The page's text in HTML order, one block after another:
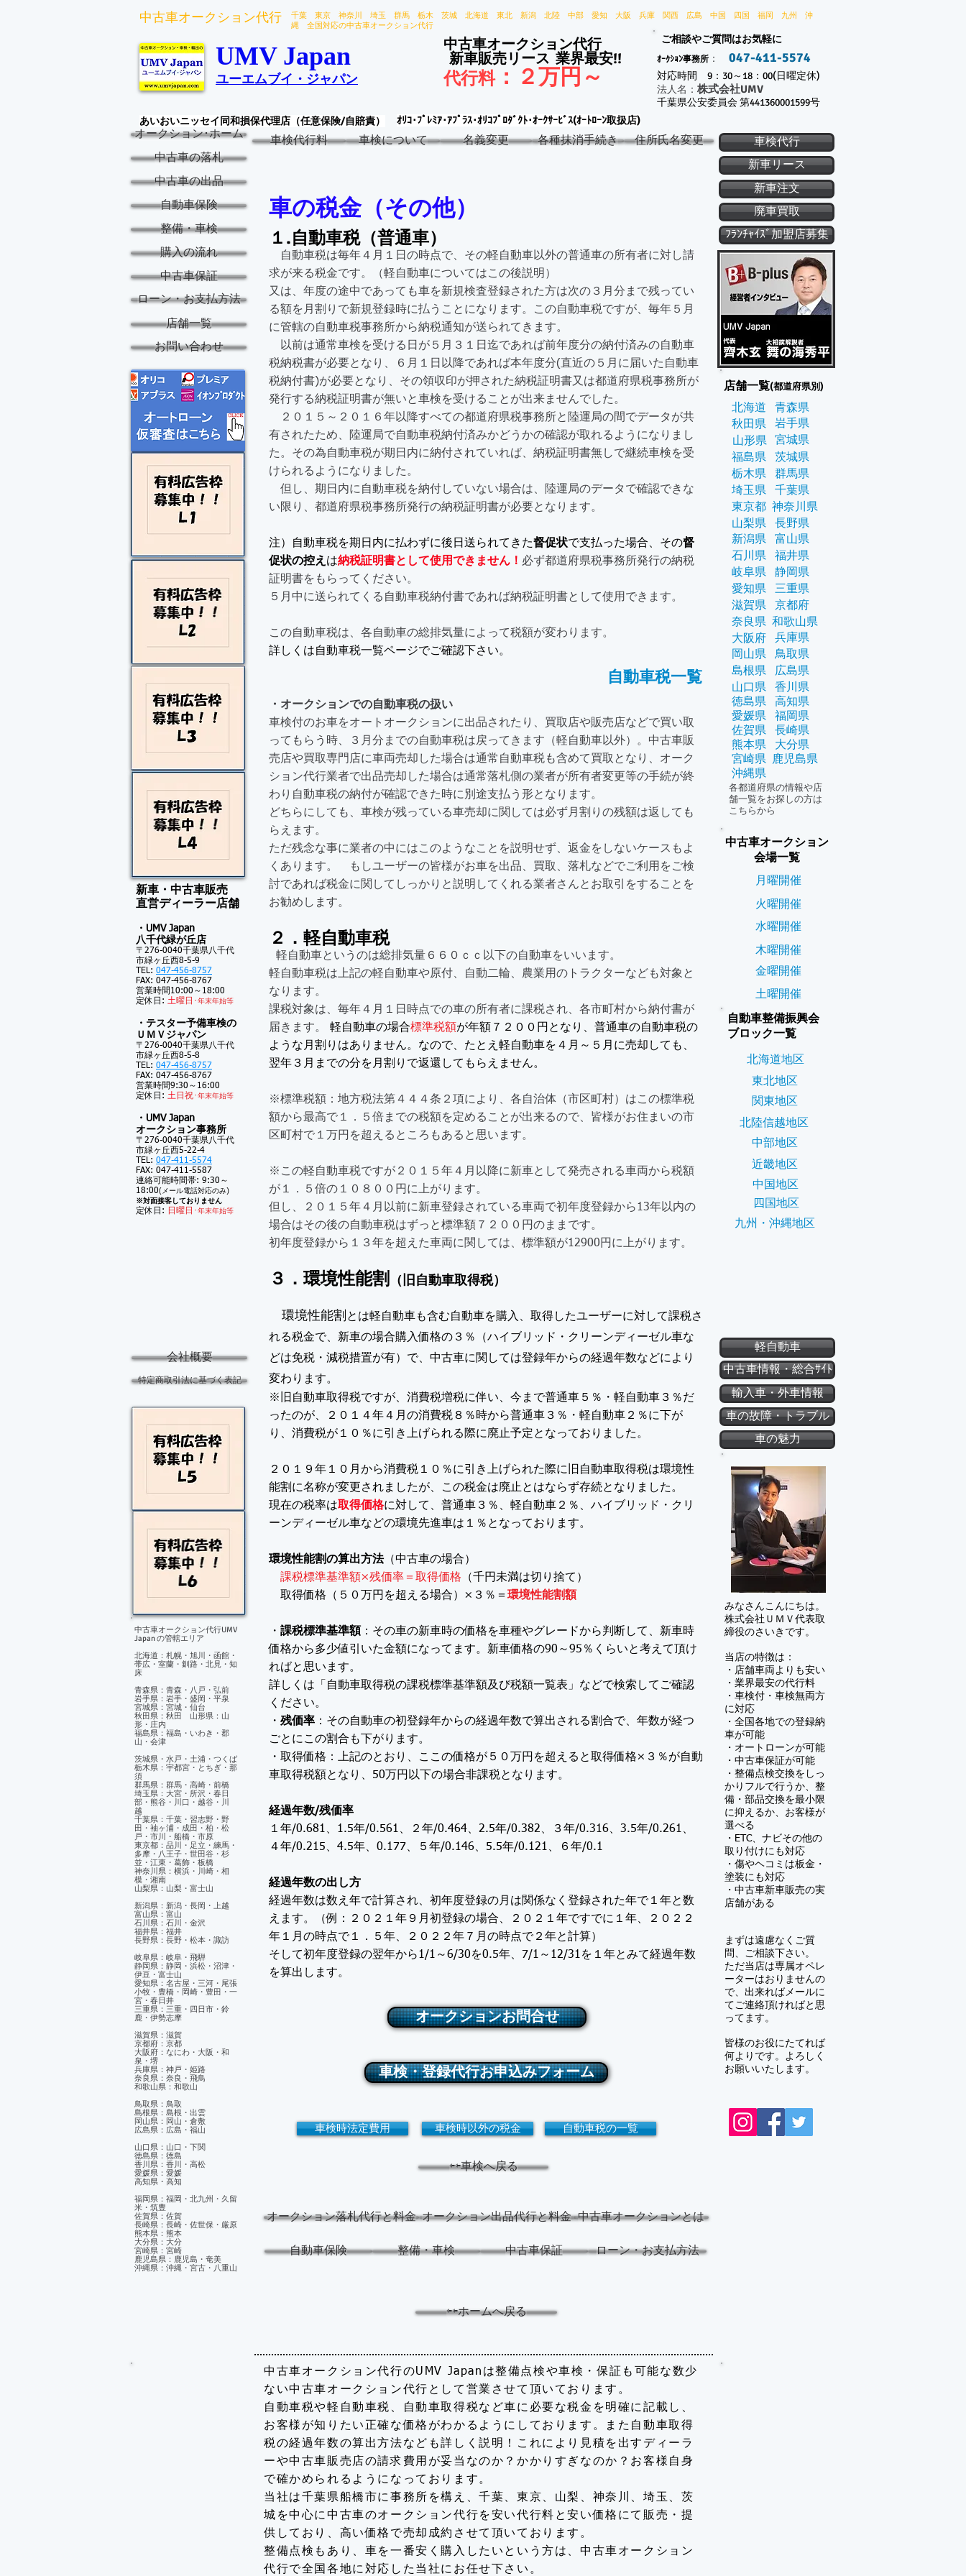
中古車オークション代行
千葉 東京 神奈川 埼玉 群馬 栃木 茨城 北海道 東北 新潟 北陸 中部 愛知 大阪 兵庫 関西 広島 中国 四国 福岡 九州 沖
縄 全国対応の中古車オークション代行
UMV Japan
ユーエムブイ・ジャパン
中古車オークション代行
新車販売リース 業界最安!!
代行料： ２万円～
ご相談やご質問はお気軽に
ｵｰｸｼｮﾝ事務所 ： 047-411-5574
対応時間 9：30～18：00(日曜定休)
​法人名： 株式会社UMV
千葉県公安委員会 第441360001599号
あいおいニッセイ同和損保代理店（任意保険/自賠責）
ｵﾘｺ･ﾌﾟﾚﾐｱ･ｱﾌﾟﾗｽ･ｵﾘｺﾌﾟﾛﾀﾞｸﾄ･ｵｰｸｻｰﾋﾞｽ(ｵｰﾄﾛｰﾝ取扱店)
車検代行料 車検について 名義変更 各種抹消手続き 住所氏名変更
車の税金（その他）
１.自動車税（普通車）
自動車税は毎年４月１日の時点で、その軽自動車以外の普通車の所有者に対し請
求が来る税金です。（軽自動車についてはこの後説明）
又は、年度の途中であっても車を新規検査登録された方は次の３月分まで残ってい
る額を月割りで新規登録時に払うことになります。この自動車税ですが、毎年５月
に管轄の自動車税事務所から納税通知が送られてきます。
以前は通常車検を受ける日が５月３１日迄であれば前年度分の納付済みの自動車
税納税書が必要となり、６月１日以降であれば本年度分(直近の５月に届いた自動車
税納付書)が必要となり、その領収印が押された納税証明書又は都道府県税事務所が
発行する納税証明書が無いと車検を受けることが出来ませんでした。
２０１５～２０１６年以降すべての都道府県税事務所と陸運局の間でデータが共
有されたため、陸運局で自動車税納付済みかどうかの確認が取れるようになりまし
た。その為自動車税が期日内に納付されていれば、納税証明書無しで継続車検を受
けられるようになりました。
但し、期日内に自動車税を納付していない場合は、陸運局のデータで確認できな
い限り、都道府県税事務所発行の納税証明書が必要となります。
注）自動車税を期日内に払わずに後日送られてきた督促状で支払った場合、その督
促状の控え は納税証明書として使用できません！ 必ず都道府県税事務所発行の納税
証明書をもらってください。
​５月中に送られてくる自動車税納付書であれば納税証明書として使用できます。
この自動車税は、各自動車の総排気量によって税額が変わります。
詳しくは自動車税一覧ページでご確認下さい。
・オークションでの自動車税の扱い
車検付のお車をオートオークションに出品されたり、買取店や販売店などで買い取
ってもらう時、３月分までの自動車税は戻ってきます（軽自動車以外）。中古車販
売店や買取専門店に車両売却した場合は通常自動車税も含めて買取となり、オーク
ション代行業者で出品売却した場合は通常落札側の業者が所有者変更等の手続が終
わり自動車税の納付が確認できた時に別途支払う形となります。
どちらにしても、車検が残っている車売却に関しては必ず月割りの残額は返しても
らえます。
ただ残念な事に業者の中にはこのようなことを説明せず、返金をしないケースもよ
くあります。 もしユーザーの皆様がお車を出品、買取、落札などでご利用をご検
討であれば税金に関してしっかりと説明してくれる業者さんとお取引をすることを
お勧めします。
２．軽自動車税
軽自動車というのは総排気量６６０ｃｃ以下の自動車をいいます。
軽自動車税は上記の軽自動車や原付、自動二輪、農業用のトラクターなども対象と
なります。
課税対象は、毎年４月１日時点での車の所有者に課税され、各市町村から納付書が
届きます。
軽自動車の場合標準税額が年額７２００円となり、普通車の自動車税の
ような月割りはありません。なので、たとえ軽自動車を４月～５月に売却しても、
翌年３月までの分を月割りで返還してもらえません。
※標準税額：地方税法第４４４条２項により、各自治体（市区町村）はこの標準税
額から最高で１．５倍までの税額を定めることが出来るので、皆様がお住まいの市
区町村で１万円を超えるところもあると思います。
※この軽自動車税ですが２０１５年４月以降に新車として発売される車両から税額
が１．５倍の１０８００円に上がります。
但し、２０１５年４月以前に新車登録されている車両で初年度登録から13年以内の
場合はその後の自動車税はずっと標準額７２００円のままです。
​初年度登録から１３年を超えた車両に関しては、標準額が12900円に上がります。
３．環境性能割 （旧自動車取得税）
環境性能割 とは軽自動車も含む自動車を購入、取得したユーザーに対して課税さ
れる税金で、新車の場合購入価格の３％（ハイブリッド・クリーンディーゼル車な
どは免税・減税措置が有）で、中古車に関しては登録年からの経過年数などにより
変わります。
※旧自動車取得税ですが、消費税増税に伴い、今まで普通車５％・軽自動車３％だ
ったのが、２０１４年４月の消費税８％時から普通車３％・軽自動車２％に下が
り、消費税が１０％に引き上げられる際に廃止予定となっておりました。
２０１９年１０月から消費税１０％に引き上げられた際に旧自動車取得税は環境性
能割に名称が変更されましたが、この税金は廃止とはならず存続となりました。
現在の税率は取得価格に対して、普通車３％、軽自動車２％、ハイブリッド・クリ
ーンディーゼル車などの環境先進車は１％となっております。
環境性能割の算出方法（中古車の場合）
課税標準基準額×残価率＝取得価格 （千円未満は切り捨て）
取得価格（５０万円を超える場合）×３％＝ 環境性能割額
・ 課税標準基準額 ：その車の新車時の価格を車種やグレードから判断して、新車時
価格から多少値引いた金額になってます。新車価格の90～95％くらいと考えて頂け
ればと思います。
詳しくは「自動車取得税の課税標準基準額及び税額一覧表」などで検索してご確認
ください。
・ 残価率 ：その自動車の初登録年からの経過年数で算出される割合で、年数が経つ
ごとにこの割合も下がります。
・取得価格：上記のとおり、ここの価格が５０万円を超えると取得価格×３％が自動
車取得税額となり、50万円以下の場合非課税となります。
経過年数/残価率
１年/0.681、1.5年/0.561、２年/0.464、2.5年/0.382、３年/0.316、3.5年/0.261、
４年/0.215、4.5年、0.177、５年/0.146、5.5年/0.121、６年/0.1
経過年数の出し方
経過年数は数え年で計算され、初年度登録の月は関係なく登録された年で１年と数
えます。（例：２０２１年９月初登録の場合、２０２１年ですでに１年、２０２２
年１月の時点で１．５年、２０２２年７月の時点で２年と計算）
そして初年度登録の翌年から1/1～6/30を0.5年、7/1～12/31を１年とみて経過年数
を算出します。
自動車税一覧
オークションお問合せ
車検・登録代行お申込みフォーム
車検時法定費用 車検時以外の税金 自動車税の一覧
⇦⇦車検へ戻る
オークション落札代行と料金 中古車オークションとは
オークション出品代行と料金
自動車保険 整備・車検 中古車保証 ローン・お支払方法
⇦⇦ホームへ戻る
中古車オークション代行のUMV Japanは整備点検や車検・保証も可能な数少
ない中古車オークション代行として営業させて頂いております。
自動車税や軽自動車税、自動車取得税など車に必要な税金を明確に記載し、
お客様が知りたい正確な価格がわかるようにしております。また自動車取得
税の経過年数の算出方法なども詳しく説明！これにより見積を出すディーラ
ーや中古車販売店の請求費用が妥当なのか？かかりすぎなのか？お客様自身
で確かめられるようになっております。
当社は千葉県船橋市に事務所を構え、千葉、東京、山梨、神奈川、埼玉、茨
城を中心に中古車のオークション代行を安い代行料と安い価格にて販売・提
供しており、高い価格で売却成約させて頂いております。
整備点検もあり、車を一番安く購入したいという方は、中古車オークション
代行で全国各地に対応した当社にお任せ下さい。
軽自動車
輸入車・外車情報
車の魅力
ﾌﾗﾝﾁｬｲｽﾞ加盟店募集
会社概要
中古車情報・総合ｻｲﾄ
車の故障・トラブル
廃車買取
自動車整備振興会
ブロック一覧
北海道地区
東北地区
関東地区
北陸信越地区
中部地区
近畿地区
中国地区
四国地区
九州・沖縄地区
中古車オークション
会場一覧
月曜開催
火曜開催
水曜開催
木曜開催
金曜開催
土曜開催
新車・中古車販売
​直営ディーラー店舗
・UMV Japan
八千代緑が丘店
〒276-0040千葉県八千代
市緑ヶ丘西8-5-9
TEL: 047-456-8757
FAX: 047-456-8767
営業時間10:00～18:00
定休日: 土曜日･ 年末年始等
・テスター予備車検の
ＵＭＶジャパン
〒276-0040千葉県八千代
市緑ヶ丘西8-5-8
TEL: 047-456-8757
FAX: 047-456-8767
営業時間9:30～16:00
定休日: 土日祝･ 年末年始等
・UMV Japan
オークション事務所
〒276-0040千葉県八千代
市緑ヶ丘西5-22-4
TEL: 047-411-5574
FAX: 047-411-5587
連絡可能時間帯: 9:30～
18:00(メール電話対応のみ)
※対面接客しておりません
定休日: 日曜日･ 年末年始等
特定商取引法に基づく表記
中古車オークション代行UMV
Japan の管轄エリア
北海道：札幌・旭川・函館・
帯広・室蘭・釧路・北見・知
床
青森県：青森・八戸・弘前
岩手県：岩手・盛岡・平泉
宮城県：宮城・仙台
秋田県：秋田 山形県：山
形・庄内
福島県：福島・いわき・郡
山・会津
茨城県・水戸・土浦・つくば
栃木県：宇都宮・とちぎ・那
須
群馬県：群馬・高崎・前橋
埼玉県：大宮・所沢・春日
部・熊谷・川口・越谷・川
越
千葉県：千葉・習志野・野
田・袖ヶ浦・成田・柏・松
戸・市川・船橋・市原
東京都：品川・足立・練馬・
多摩・八王子・世田谷・杉
並・江東・葛飾・板橋
神奈川県：横浜・川崎・相
模・湘南
山梨県：山梨・富士山
新潟県：新潟・長岡・上越
富山県：富山
石川県：石川・金沢
福井県：福井
長野県：長野・松本・諏訪
岐阜県：岐阜・飛騨
静岡県：静岡・浜松・沼津・
伊豆・富士山
​愛知県：名古屋・三河・尾張
小牧・豊橋・岡崎・豊田・一
宮・春日井
三重県：三重・四日市・鈴
鹿・伊勢志摩
滋賀県：滋賀
京都府：京都
大阪府：なにわ・大阪・和
泉・堺
兵庫県：神戸・姫路
奈良県：奈良・飛鳥
和歌山県：和歌山
鳥取県：鳥取
島根県：島根・出雲
岡山県：岡山・倉敷
広島県：広島・福山
山口県：山口・下関
徳島県：徳島
香川県：香川・高松
愛媛県：愛媛
​高知県・高知
福岡県：福岡・北九州・久留
米・筑豊
佐賀県：佐賀
長崎県：長崎・佐世保・厳原
熊本県：熊本
大分県：大分
宮崎県：宮崎
鹿児島県：鹿児島・奄美
沖縄県：沖縄・宮古・八重山
新車注文
新車リース
車検代行
オークション･ホーム
中古車の落札
中古車の出品
自動車保険
整備・車検
購入の流れ
中古車保証
ローン・お支払方法
店舗一覧
お問い合わせ
みなさんこんにちは。
株式会社ＵＭＶ 代表取
締役のさいきです。
当店の特徴は：
・店舗車両よりも安い
・業界最安の代行料
・車検付・車検無両方
に対応
・全国各地での登録納
車が可能
・オートローンが可能
・中古車保証が可能
​・ 整備点検交換をしっ
かりフルで行うか、整
備・部品交換を最小限
に抑えるか、お客様が
選べる
・ETC、ナビその他の
取り付けにも対応
・傷やヘコミは板金・
塗装にも対応
​・中古車新車販売の実
店舗がある
まずは遠慮なくご質
問、ご相談下さい。
ただ当店は専属オペレ
ーターはおりませんの
で、出来ればメールに
てご連絡頂ければと思
ってます。
皆様のお役にたてれば
何よりです。よろしく
お願いいたします。
店舗一覧(都道府県別)
北海道
秋田県
山形県
福島県
栃木県
埼玉県
東京都
山梨県
新潟県
石川県
岐阜県
愛知県
滋賀県
奈良県
岡山県
大阪府
島根県
山口県
徳島県
愛媛県
佐賀県
熊本県
宮崎県
沖縄県
岩手県
青森県
宮城県
茨城県
群馬県
千葉県
神奈川県
富山県
長野県
福井県
静岡県
三重県
京都府
兵庫県
和歌山県
鳥取県
広島県
鹿児島県
大分県
長崎県
福岡県
高知県
香川県
各都道府県の情報や店
舗一覧をお探しの方は
こちらから